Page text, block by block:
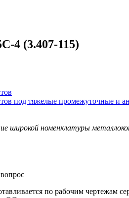
4 (3.407-115)
под тяжелые промежуточные и
широкой номенклатуры
по рабочим чертежам